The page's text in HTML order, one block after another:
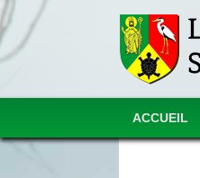
ACCUEIL